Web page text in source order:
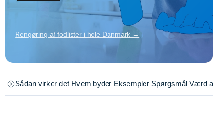
Rengøring af fodlister i hele Danmark →
Sådan virker det Hvem byder Eksempler Spørgsmål Værd at